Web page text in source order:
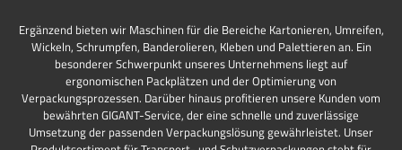
Ergänzend bieten wir Maschinen für die Bereiche Kartonieren, Umreifen,
Wickeln, Schrumpfen, Banderolieren, Kleben und Palettieren an. Ein
besonderer Schwerpunkt unseres Unternehmens liegt auf
ergonomischen Packplätzen und der Optimierung von
Verpackungsprozessen. Darüber hinaus profitieren unsere Kunden vom
bewährten GIGANT-Service, der eine schnelle und zuverlässige
Umsetzung der passenden Verpackungslösung gewährleistet. Unser